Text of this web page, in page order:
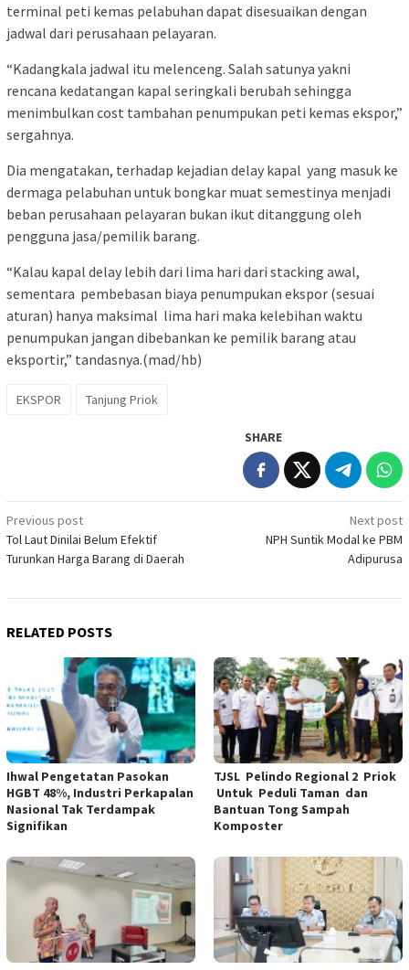
terminal peti kemas pelabuhan dapat disesuaikan dengan
jadwal dari perusahaan pelayaran.
“Kadangkala jadwal itu melenceng. Salah satunya yakni
rencana kedatangan kapal seringkali berubah sehingga
menimbulkan cost tambahan penumpukan peti kemas ekspor,”
sergahnya.
Dia mengatakan, terhadap kejadian delay kapal yang masuk ke
dermaga pelabuhan untuk bongkar muat semestinya menjadi
beban perusahaan pelayaran bukan ikut ditanggung oleh
pengguna jasa/pemilik barang.
“Kalau kapal delay lebih dari lima hari dari stacking awal,
sementara pembebasan biaya penumpukan ekspor (sesuai
aturan) hanya maksimal lima hari maka kelebihan waktu
penumpukan jangan dibebankan ke pemilik barang atau
eksportir,” tandasnya.(mad/hb)
EKSPOR Tanjung Priok
SHARE
Post
navigation
Previous post
Tol Laut Dinilai Belum Efektif
Turunkan Harga Barang di Daerah
Next post
NPH Suntik Modal ke PBM
Adipurusa
RELATED POSTS
Ihwal Pengetatan Pasokan
HGBT 48%, Industri Perkapalan
Nasional Tak Terdampak
Signifikan
TJSL Pelindo Regional 2 Priok
Untuk Peduli Taman dan
Bantuan Tong Sampah
Komposter